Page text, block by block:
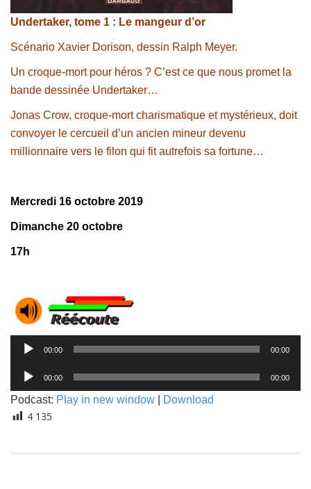
Undertaker, tome 1 : Le mangeur d’or
Scénario Xavier Dorison, dessin Ralph Meyer.
Un croque-mort pour héros ? C’est ce que nous promet la
bande dessinée Undertaker…
Jonas Crow, croque-mort charismatique et mystérieux, doit
convoyer le cercueil d’un ancien mineur devenu
millionnaire vers le filon qui fit autrefois sa fortune…
Mercredi 16 octobre 2019
Dimanche 20 octobre
17h
Lecteur
audio
00:00 00:00
Lecteur
audio
00:00 00:00
Podcast: Play in new window Download
4 135